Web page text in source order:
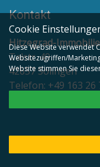
Kontakt
Hitzegrad-
Talstr. 49
42657 Solingen
Telefon: +49 163 26
Cookie
Diese Website verwendet
Websitezugriffen/
Website stimmen Sie